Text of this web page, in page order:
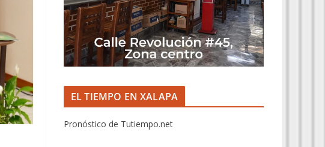
EL TIEMPO EN XALAPA
Pronóstico de Tutiempo.net